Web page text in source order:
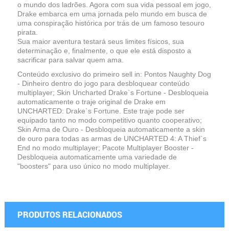
o mundo dos ladrões. Agora com sua vida pessoal em jogo,
Drake embarca em uma jornada pelo mundo em busca de
uma conspiração histórica por trás de um famoso tesouro
pirata.
Sua maior aventura testará seus limites físicos, sua
determinação e, finalmente, o que ele está disposto a
sacrificar para salvar quem ama.
Conteúdo exclusivo do primeiro sell in: Pontos Naughty Dog
- Dinheiro dentro do jogo para desbloquear conteúdo
multiplayer; Skin Uncharted Drake`s Fortune - Desbloqueia
automaticamente o traje original de Drake em
UNCHARTED: Drake`s Fortune. Este traje pode ser
equipado tanto no modo competitivo quanto cooperativo;
Skin Arma de Ouro - Desbloqueia automaticamente a skin
de ouro para todas as armas de UNCHARTED 4: A Thief`s
End no modo multiplayer; Pacote Multiplayer Booster -
Desbloqueia automaticamente uma variedade de
"boosters" para uso único no modo multiplayer.
PRODUTOS RELACIONADOS